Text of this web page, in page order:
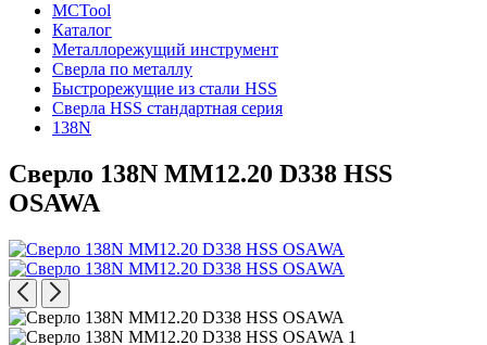
MCTool
Каталог
Металлорежущий инструмент
Сверла по металлу
Быстрорежущие из стали HSS
Сверла HSS стандартная серия
138N
Сверло 138N MM12.20 D338 HSS
OSAWA